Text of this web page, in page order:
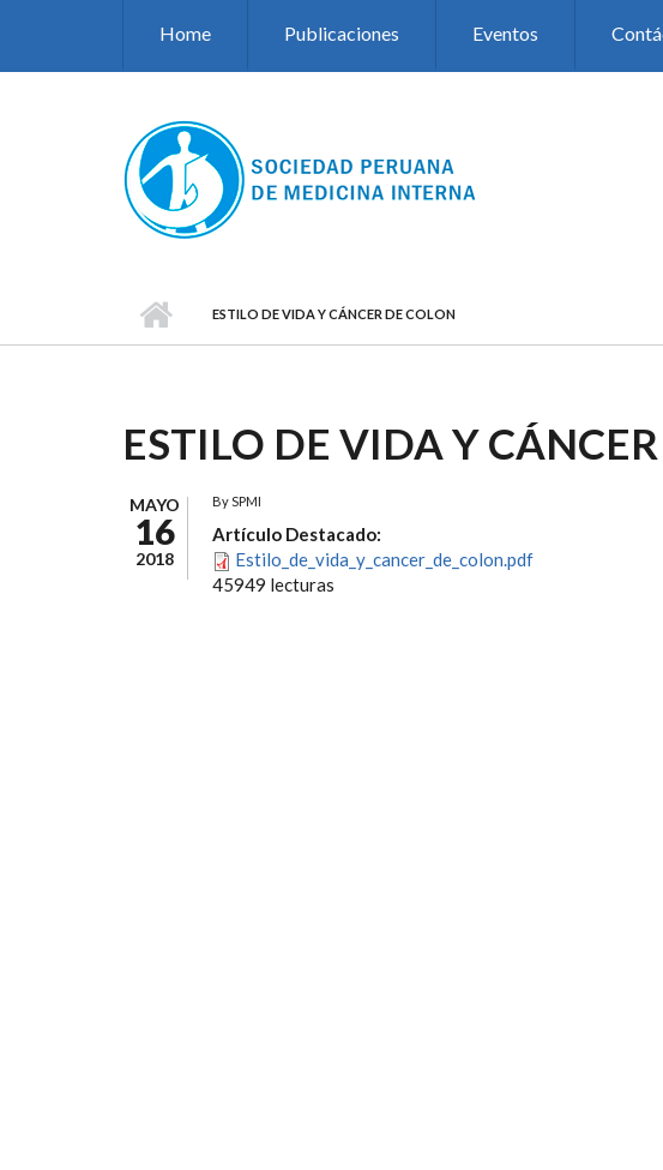
Home Publicaciones Eventos
ESTILO DE VIDA Y CÁNCER DE COLON
ESTILO DE VIDA Y
MAYO
16
2018
BySPMI
Artículo Destacado:
Estilo_de_vida_y_cancer_de_colon.pdf
45949 lecturas